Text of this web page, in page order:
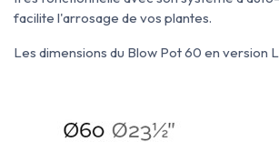
facilite l'arrosage de vos plantes.
Les dimensions du Blow Pot 60 en version